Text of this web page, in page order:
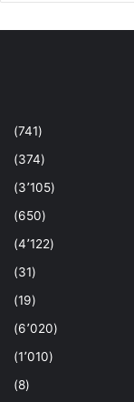
(741)
(374)
(3٬105)
(650)
(4٬122)
(31)
(19)
(6٬020)
(1٬010)
(8)